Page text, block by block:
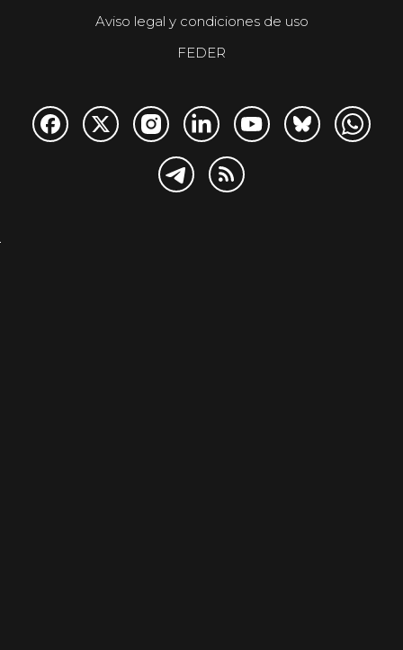
Aviso legal y condiciones de uso
FEDER